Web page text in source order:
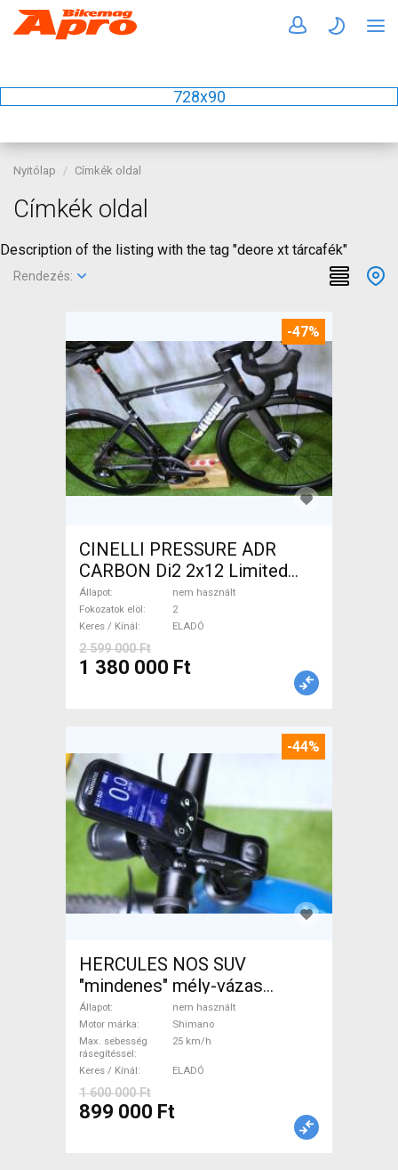
728x90
Nyitólap Címkék oldal
Címkék oldal
Description of the listing with the tag "deore xt tárcafék"
Rendezés:
-47%
CINELLI PRESSURE ADR
CARBON Di2 2x12 Limited
1of50 0km ÚJ! Országúti
tárcsafék nem használt
ELADÓ
Állapot
nem használt
Fokozatok elöl
2
Keres / Kínál
ELADÓ
2 599 000 Ft
1 380 000 Ft
-44%
HERCULES NOS SUV
"mindenes" mély-vázas
Elektromos Trekking/cross
25 km/h Shimano nem
használt ELADÓ
Állapot
nem használt
Motor márka
Shimano
Max. sebesség
rásegítéssel
25 km/h
Keres / Kínál ELADÓ
1 600 000 Ft
899 000 Ft